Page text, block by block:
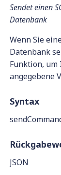
Sendet einen
Datenbank
Wenn Sie
Datenbank
Funktion,
angegebene
Syntax
JSON